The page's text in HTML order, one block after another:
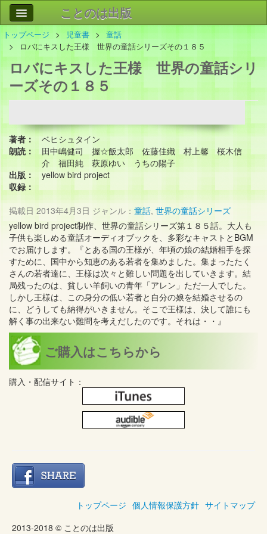
ことのは出版
作品
事業案内
会社情報
お問い合わせ
トップページ 児童書
童話
ロバにキスした王様 世界の童話シリーズその１８５
ロバにキスした王様 世界の童話シリ
ーズその１８５
著者：
ベヒシュタイン
朗読：
田中嶋健司 握☆飯太郎 佐藤佳織 村上馨 桜木信
介 福田純 萩原ゆい うちの陽子
出版：
yellow bird project
収録：
掲載日 2013年4月3日 ジャンル： 童話, 世界の童話シリーズ
yellow bird project制作、世界の童話シリーズ第１８５話。大人も
子供も楽しめる童話オーディオブックを、多彩なキャストとBGM
でお届けします。『とある国の王様が、年頃の娘の結婚相手を探
すために、国中から知恵のある若者を集めました。集まったたく
さんの若者達に、王様は次々と難しい問題を出していきます。結
局残ったのは、貧しい羊飼いの青年「アレン」ただ一人でした。
しかし王様は、この身分の低い若者と自分の娘を結婚させるの
に、どうしても納得がいきません。そこで王様は、決して誰にも
解く事の出来ない難問を考えだしたのです。それは・・』
ご購入はこちらから
購入・配信サイト：
トップページ 個人情報保護方針 サイトマップ
2013-2018 © ことのは出版